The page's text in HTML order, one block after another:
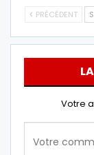
PRÉCÉDENT
Votre